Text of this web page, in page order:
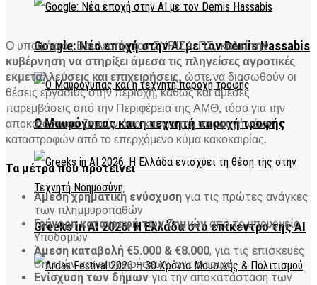
Google: Νέα εποχή στην AI με τον Demis Hassabis
Ο Μαυρόγυπας και η τεχνητή παροχή τροφής
Greeks in AI 2026: Η Ελλάδα στο επίκεντρο της AI
Ο υποψήφιος Βουλευτής του ΣΥΡΙΖΑ-ΠΣ,καλεί την
κυβέρνηση να στηρίξει άμεσα τις πληγείσες αγροτικές
εκμεταλλεύσεις και επιχειρήσεις, ώστε να διασωθούν οι
θέσεις εργασίας στην περιοχή, καθώς και άμεσες
παρεμβάσεις από την Περιφέρεια της ΑΜΘ, τόσο για την
αποκατάσταση ζημιών όσο και για την αποφυγή νέων
καταστροφών από το επερχόμενο κύμα κακοκαιρίας.
Τα μέτρα που προτείνει
Άμεση χρηματική ενύσχυση για τις πρώτες ανάγκες
των πλημμυροπαθών
Γρήγορη καταγραφή των ζημιώναπό το υπουργείο
Υποδομών
Άμεση καταβολή €5.000 & €8.000, για τις επισκευές
σπιτιών και επιχειρήσεων, αντίστοιχα
Ενίσχυση των δήμων για την αποκατάσταση των